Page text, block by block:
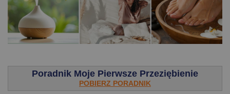
Poradnik Moje Pierwsze Przeziębienie
POBIERZ PORADNIK